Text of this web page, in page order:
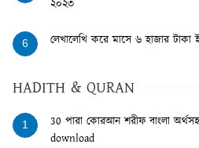
২০২৩
6 লেখালেখি করে মাসে ৬ হাজার
HADITH & QURAN
1
30 পারা কোরআন শরীফ বাংলা
download